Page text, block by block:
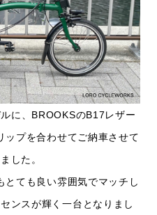
に、BROOKSのB17レザー
ップを合わせてご納車させて
した。
とても良い雰囲気でマッチし
ンスが輝く一台となりまし